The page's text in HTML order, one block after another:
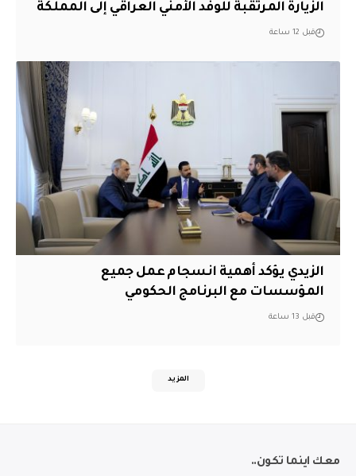
الزيارة المرتقبة للوفد الأمني العراقي إلى المملكة
قبل 12 ساعة
الزيدي يؤكد أهمية انسجام عمل جميع
المؤسسات مع البرنامج الحكومي
قبل 13 ساعة
المزيد
معك اينما تكون..